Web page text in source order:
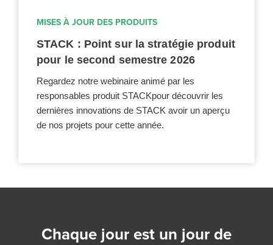
MISES À JOUR DES PRODUITS
STACK : Point sur la stratégie produit
pour le second semestre 2026
Regardez notre webinaire animé par les
responsables produit STACKpour découvrir les
dernières innovations de STACK avoir un aperçu
de nos projets pour cette année.
Chaque jour est un jour de